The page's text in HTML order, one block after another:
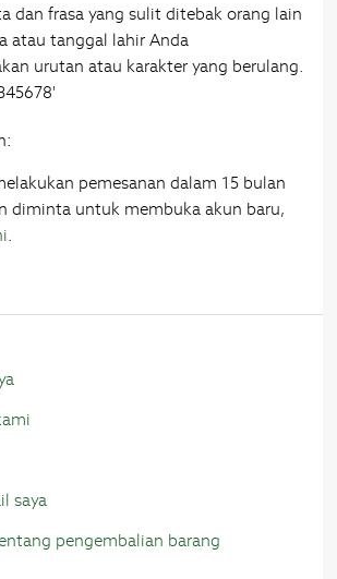
dan frasa yang sulit ditebak orang lain
atau tanggal lahir Anda
urutan atau karakter yang berulang.
pemesanan dalam 15 bulan
diminta untuk membuka akun baru,
.
saya
pengembalian barang